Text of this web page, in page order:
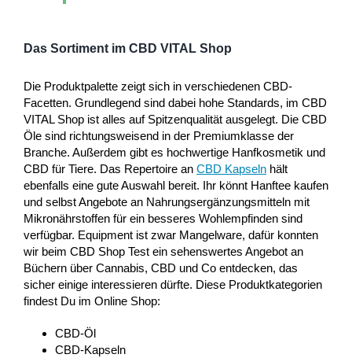
Das Sortiment im CBD VITAL Shop
Die Produktpalette zeigt sich in verschiedenen CBD-
Facetten. Grundlegend sind dabei hohe Standards, im CBD
VITAL Shop ist alles auf Spitzenqualität ausgelegt. Die CBD
Öle sind richtungsweisend in der Premiumklasse der
Branche. Außerdem gibt es hochwertige Hanfkosmetik und
CBD für Tiere. Das Repertoire an CBD Kapseln hält
ebenfalls eine gute Auswahl bereit. Ihr könnt Hanftee kaufen
und selbst Angebote an Nahrungsergänzungsmitteln mit
Mikronährstoffen für ein besseres Wohlempfinden sind
verfügbar. Equipment ist zwar Mangelware, dafür konnten
wir beim CBD Shop Test ein sehenswertes Angebot an
Büchern über Cannabis, CBD und Co entdecken, das
sicher einige interessieren dürfte. Diese Produktkategorien
findest Du im Online Shop:
CBD-Öl
CBD-Kapseln